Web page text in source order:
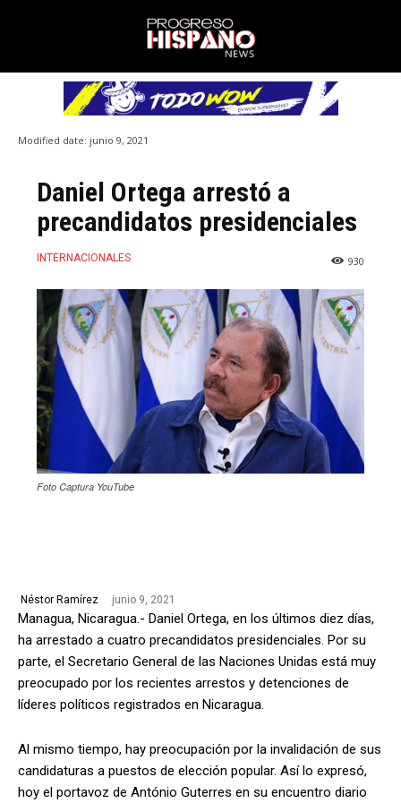
Modified date: junio 9, 2021
Daniel Ortega arrestó a
precandidatos presidenciales
INTERNACIONALES 930
Foto Captura YouTube
Néstor Ramírez junio 9, 2021
Managua, Nicaragua.- Daniel Ortega, en los últimos diez días,
ha arrestado a cuatro precandidatos presidenciales. Por su
parte, el Secretario General de las Naciones Unidas está muy
preocupado por los recientes arrestos y detenciones de
líderes políticos registrados en Nicaragua.
Al mismo tiempo, hay preocupación por la invalidación de sus
candidaturas a puestos de elección popular. Así lo expresó,
hoy el portavoz de António Guterres en su encuentro diario